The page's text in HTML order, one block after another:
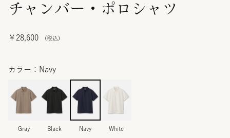
チャンバー・ポロシャツ
￥28,600
カラー：Navy
Gray Black Navy White